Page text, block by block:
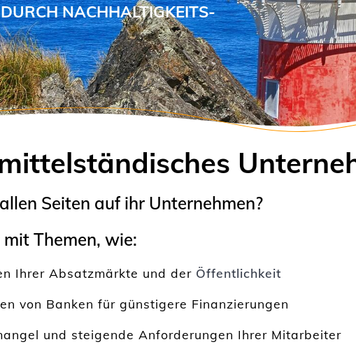
Seiten auf ihr Unternehmen?
Themen, wie:
Ihrer Absatzmärkte und der Öffentlichkeit
von Banken für günstigere Finanzierungen
und steigende Anforderungen Ihrer Mitarbeiter